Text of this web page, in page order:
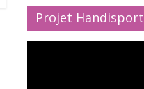
Projet Handisport